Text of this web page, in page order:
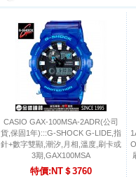
CASIO GAX-100MSA-2ADR(公司
貨,保固1年):::G-SHOCK G-LIDE,指
針+數字雙顯,潮汐,月相,溫度,刷卡或
3期,GAX100MSA
特價:NT＄3760